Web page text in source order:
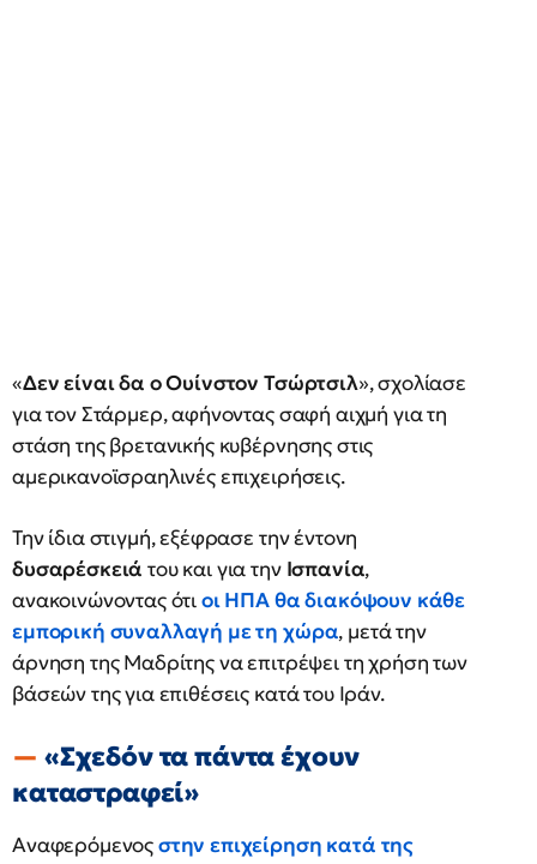
«Δεν είναι δα ο Ουίνστον Τσώρτσιλ», σχολίασε
για τον Στάρμερ, αφήνοντας σαφή αιχμή για τη
στάση της βρετανικής κυβέρνησης στις
αμερικανοϊσραηλινές επιχειρήσεις.
Την ίδια στιγμή, εξέφρασε την έντονη
δυσαρέσκειάτου και για την Ισπανία,
ανακοινώνοντας ότιοι ΗΠΑ θα διακόψουν κάθε
εμπορική συναλλαγή με τη χώρα, μετά την
άρνηση της Μαδρίτης να επιτρέψει τη χρήση των
βάσεών της για επιθέσεις κατά του Ιράν.
«Σχεδόν τα πάντα έχουν
καταστραφεί»
Αναφερόμενοςστην επιχείρηση κατά της